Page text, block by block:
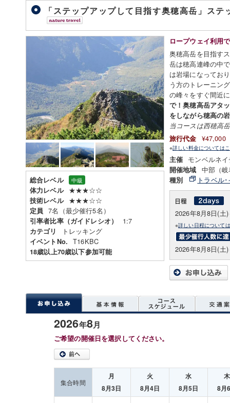
「ステップアップして目指す奥穂高岳」ス
総合レベル 中級
体力レベル ★★★☆☆
技術レベル ★★★☆☆
定員 7名（最少催行5名）
引率者比率（ガイドレシオ） 1:7
カテゴリ トレッキング
イベントNo. T16KBC
18歳以上70歳以下参加可能
ロープウェイ利用
奥穂高岳を目指す
岳は穂高連峰の中
は岩場になってお
う方のトレーニン
の峰々をすぐ間近
で！奥穂高岳アタ
をしながら穂高の
当コースは西穂高
旅行代金
¥47,000
※詳しい料金については
主催 モンベルネ
開催地域 中部（
種別 トラベル
2026年8月8日(土
※詳しい日程について
2026年8月8日(土
2026年8月
ご希望の開催日を選択してください。
集合時間
月
8月3日
火
8月4日
水
8月5日
木
8月